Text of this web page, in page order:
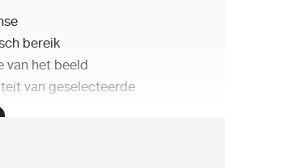
bereik
van het beeld
van geselecteerde
zowel het centrale